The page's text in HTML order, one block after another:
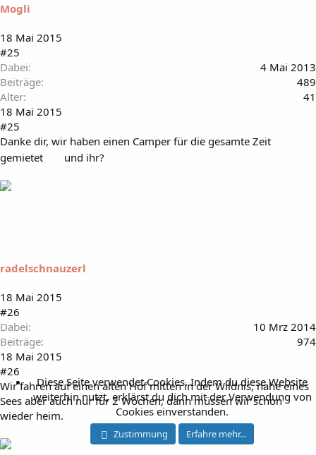
Mogli
18 Mai 2015
#25
Dabei
4 Mai 2013
Beiträge
489
Alter
41
18 Mai 2015
#25
Danke dir, wir haben einen Camper für die gesamte Zeit
gemietet
und ihr?
radelschnauzerl
18 Mai 2015
#26
Dabei
10 Mrz 2014
Beiträge
974
18 Mai 2015
#26
Wir fahren auf einen alten Hof mitten in der Wildnis, nahe eines
Sees aber auch nur für 2 Wochen, dann müssen wir schon
wieder heim.
Diese Seite verwendet Cookies. Indem du diese Website
weiterhin nutzt, erklärst du dich mit der Verwendung von
Cookies einverstanden.
Zustimmung Erfahre mehr...